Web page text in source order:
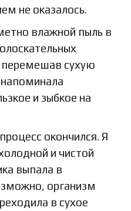
не оказалось.
влажной пыль в
сухую
и зыбкое на
окончился. Я
и чистой
выпала в
организм
в сухое